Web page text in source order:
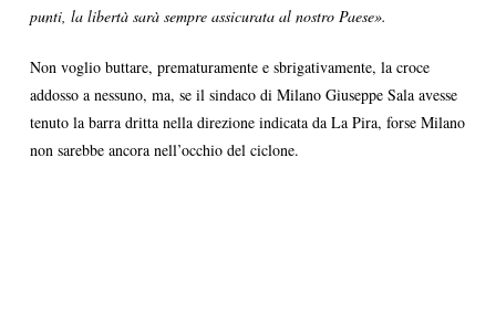
punti, la libertà sarà sempre assicurata al nostro Paese».
Non voglio buttare, prematuramente e sbrigativamente, la croce
addosso a nessuno, ma, se il sindaco di Milano Giuseppe Sala avesse
tenuto la barra dritta nella direzione indicata da La Pira, forse Milano
non sarebbe ancora nell’occhio del ciclone.